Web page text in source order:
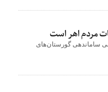
مردم اهر است
ساماندهی گورستان‌های